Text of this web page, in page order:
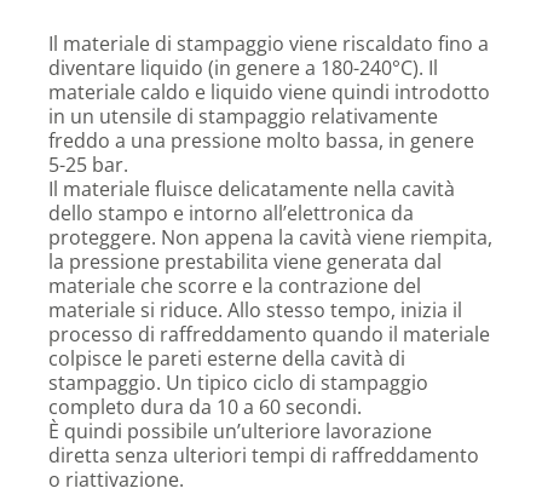
Il materiale di stampaggio viene riscaldato fino a
diventare liquido (in genere a 180-240°C). Il
materiale caldo e liquido viene quindi introdotto
in un utensile di stampaggio relativamente
freddo a una pressione molto bassa, in genere
5-25 bar.
Il materiale fluisce delicatamente nella cavità
dello stampo e intorno all’elettronica da
proteggere. Non appena la cavità viene riempita,
la pressione prestabilita viene generata dal
materiale che scorre e la contrazione del
materiale si riduce. Allo stesso tempo, inizia il
processo di raffreddamento quando il materiale
colpisce le pareti esterne della cavità di
stampaggio. Un tipico ciclo di stampaggio
completo dura da 10 a 60 secondi.
È quindi possibile un’ulteriore lavorazione
diretta senza ulteriori tempi di raffreddamento
o riattivazione.